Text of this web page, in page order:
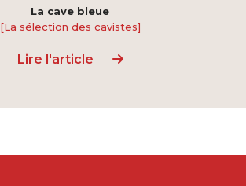
La cave bleue
[La sélection des cavistes]
Lire l'article